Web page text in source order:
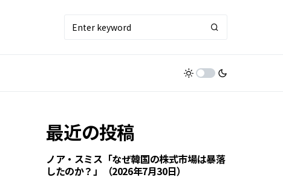
最近の投稿
ノア・スミス「なぜ韓国の株式市場は暴落
したのか？」（2026年7月30日）